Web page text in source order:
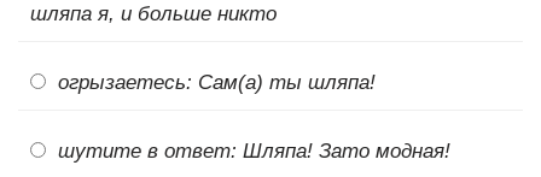
шляпа я, и больше никто
огрызаетесь: Сам(а) ты шляпа!
шутите в ответ: Шляпа! Зато модная!